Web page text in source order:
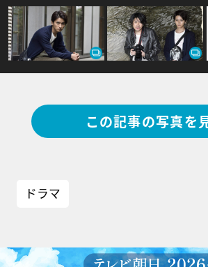
この記事の写真を
ドラマ